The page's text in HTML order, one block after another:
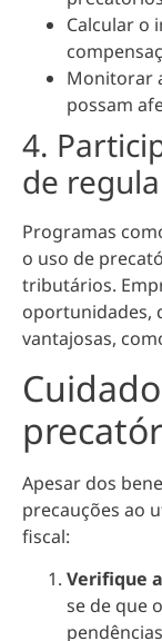
Calcular o
Monitorar
possam
4.
de
Programas
o uso de
tributários.
oportunidades,
vantajosas,
Apesar dos
precauções ao
fiscal:
Verifique
se de que